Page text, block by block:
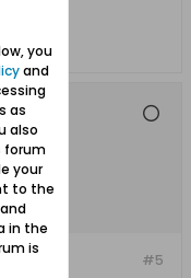
#5
you
and
as
also
forum
your
to the
in the
is